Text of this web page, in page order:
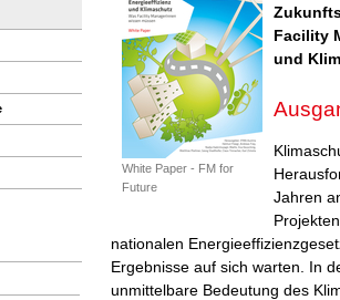
White Paper - FM for
Future
Facility
und
Jahren
nationalen
Ergebnisse auf sich warten. In
unmittelbare Bedeutung des